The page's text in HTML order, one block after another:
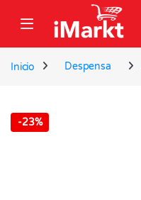
Inicio Despensa
-23%